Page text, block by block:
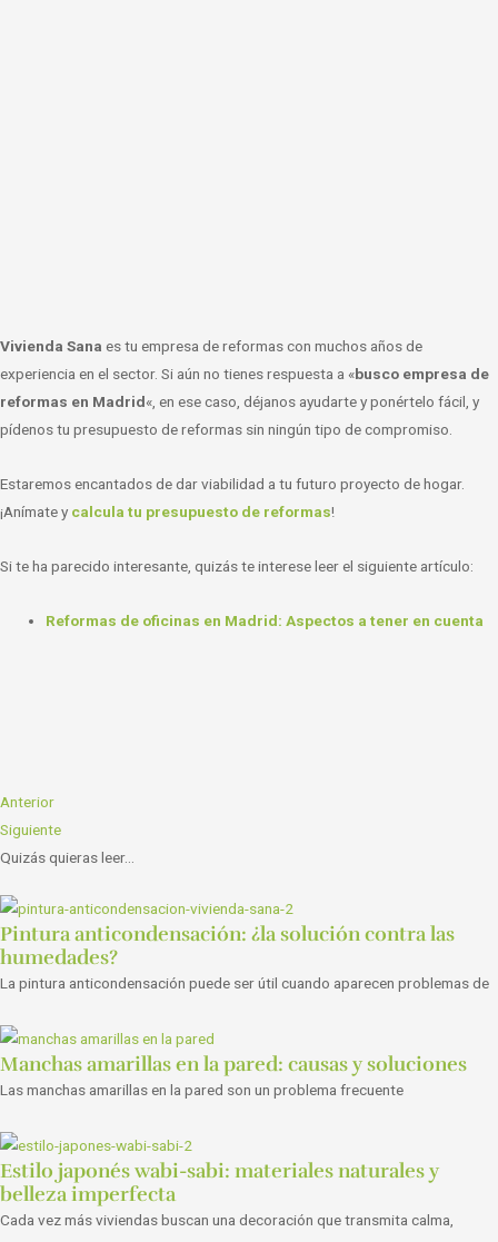
Vivienda Sana es tu empresa de reformas con muchos años de
experiencia en el sector. Si aún no tienes respuesta a «busco empresa de
reformas en Madrid«, en ese caso, déjanos ayudarte y ponértelo fácil, y
pídenos tu presupuesto de reformas sin ningún tipo de compromiso.
Estaremos encantados de dar viabilidad a tu futuro proyecto de hogar.
¡Anímate y calcula tu presupuesto de reformas!
Si te ha parecido interesante, quizás te interese leer el siguiente artículo:
Reformas de oficinas en Madrid: Aspectos a tener en cuenta
Anterior
Siguiente
Quizás quieras leer...
Pintura anticondensación: ¿la solución contra las
humedades?
La pintura anticondensación puede ser útil cuando aparecen problemas de
Manchas amarillas en la pared: causas y soluciones
Las manchas amarillas en la pared son un problema frecuente
Estilo japonés wabi-sabi: materiales naturales y
belleza imperfecta
Cada vez más viviendas buscan una decoración que transmita calma,